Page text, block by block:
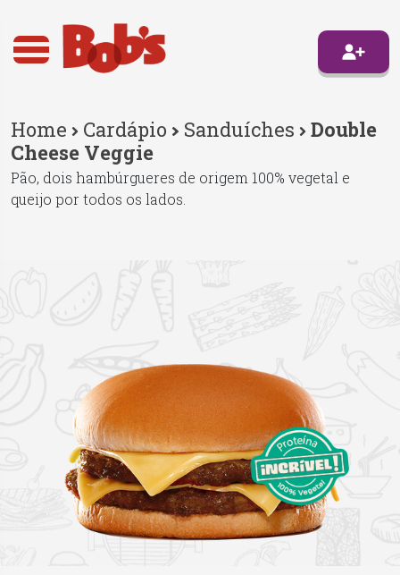
Home Cardápio Sanduíches
Double
Cheese Veggie
Pão, dois hambúrgueres de origem 100% vegetal e
queijo por todos os lados.